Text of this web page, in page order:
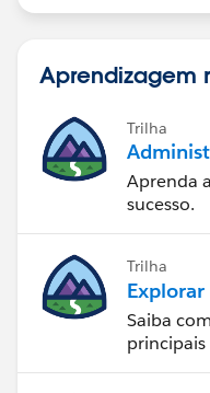
Aprendizagem
Trilha
Aprenda
sucesso.
Trilha
Saiba